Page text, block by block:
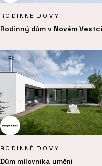
RODINNÉ DOMY
Rodinný dům v Novém Vestci
RODINNÉ DOMY
Dům milovníka umění